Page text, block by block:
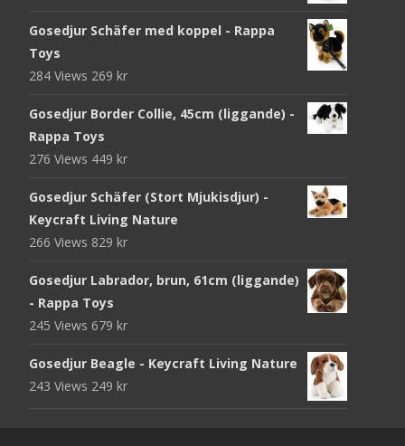
Gosedjur Schäfer med koppel - Rappa
Toys
284 Views 269 kr
Gosedjur Border Collie, 45cm (liggande) -
Rappa Toys
276 Views 449 kr
Gosedjur Schäfer (Stort Mjukisdjur) -
Keycraft Living Nature
266 Views 829 kr
Gosedjur Labrador, brun, 61cm (liggande)
- Rappa Toys
245 Views 679 kr
Gosedjur Beagle - Keycraft Living Nature
243 Views 249 kr